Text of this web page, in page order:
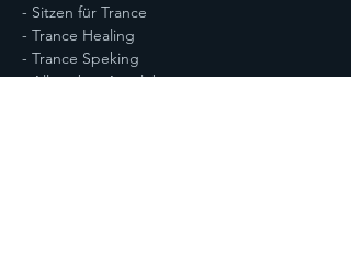
- Sitzen für Trance
- Trance Healing
- Trance Speking
- Alles über Astralebenen